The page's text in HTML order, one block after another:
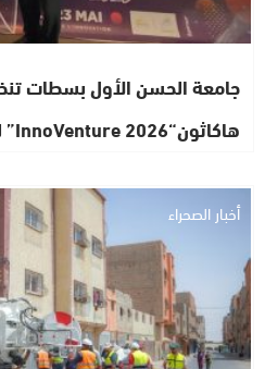
جامعة الحسن الأول بسطات
هاكاثون“InnoVenture 2026” لتعزيز الابتكار…
أخبار الصحراء